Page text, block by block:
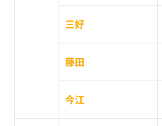
三好
藤田
今江